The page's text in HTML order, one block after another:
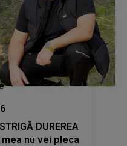
DUREREA
nu vei pleca